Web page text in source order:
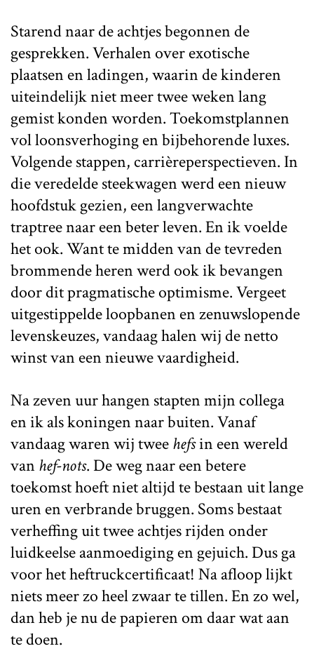
Starend naar de achtjes begonnen de
gesprekken. Verhalen over exotische
plaatsen en ladingen, waarin de kinderen
uiteindelijk niet meer twee weken lang
gemist konden worden. Toekomstplannen
vol loonsverhoging en bijbehorende luxes.
Volgende stappen, carrièreperspectieven. In
die veredelde steekwagen werd een nieuw
hoofdstuk gezien, een langverwachte
traptree naar een beter leven. En ik voelde
het ook. Want te midden van de tevreden
brommende heren werd ook ik bevangen
door dit pragmatische optimisme. Vergeet
uitgestippelde loopbanen en zenuwslopende
levenskeuzes, vandaag halen wij de netto
winst van een nieuwe vaardigheid.
Na zeven uur hangen stapten mijn collega
en ik als koningen naar buiten. Vanaf
vandaag waren wij tweehefsin een wereld
vanhef-nots. De weg naar een betere
toekomst hoeft niet altijd te bestaan uit lange
uren en verbrande bruggen. Soms bestaat
verheffing uit twee achtjes rijden onder
luidkeelse aanmoediging en gejuich. Dus ga
voor het heftruckcertificaat! Na afloop lijkt
niets meer zo heel zwaar te tillen. En zo wel,
dan heb je nu de papieren om daar wat aan
te doen.